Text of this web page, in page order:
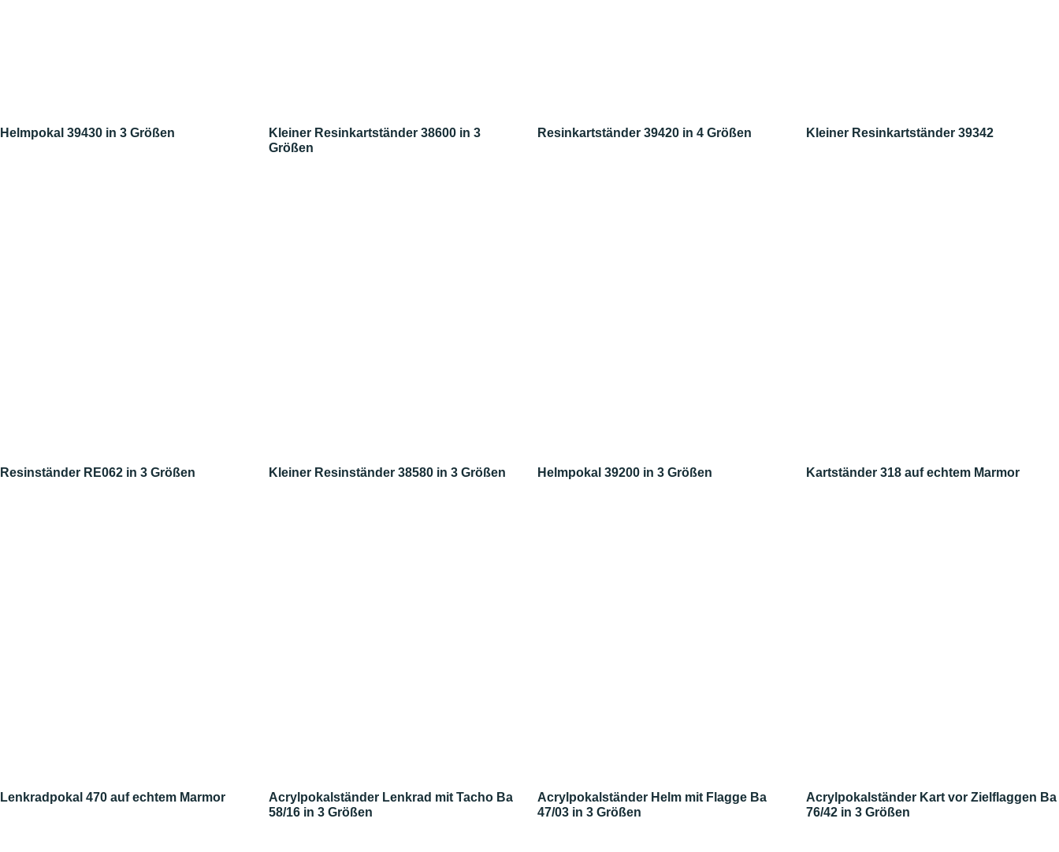
Helmpokal 39430 in 3 Größen
Kleiner Resinkartständer 38600 in 3
Größen
Resinkartständer 39420 in 4 Größen Kleiner Resinkartständer 39342
Resinständer RE062 in 3 Größen Kleiner Resinständer 38580 in 3 Größen Helmpokal 39200 in 3 Größen Kartständer 318 auf echtem Marmor
Lenkradpokal 470 auf echtem Marmor
Acrylpokalständer Lenkrad mit Tacho Ba
58/16 in 3 Größen
Acrylpokalständer Helm mit Flagge Ba
47/03 in 3 Größen
Acrylpokalständer Kart vor Zielflaggen Ba
76/42 in 3 Größen